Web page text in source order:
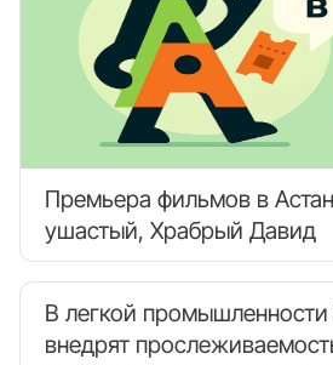
Премьера фильмов в
ушастый, Храбрый Давид
В легкой промышленности
внедрят